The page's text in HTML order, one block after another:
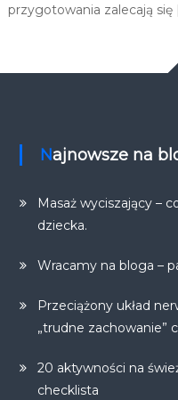
przygotowania zalecają się
Najnowsze na
Masaż wyciszający –
dziecka.
Wracamy na bloga –
Przeciążony układ
„trudne zachowanie”
20 aktywności na
checklista